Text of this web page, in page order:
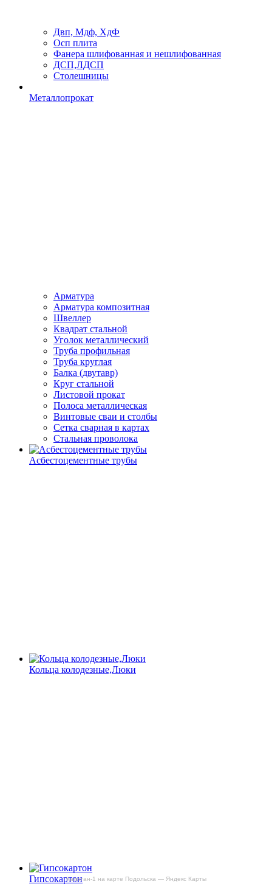
Капитан-1 на карте Подольска — Яндекс Карты
Двп, Мдф, ХдФ
Осп плита
Фанера шлифованная и нешлифованная
ДСП,ЛДСП
Столешницы
Металлопрокат
Арматура
Арматура композитная
Швеллер
Квадрат стальной
Уголок металлический
Труба профильная
Труба круглая
Балка (двутавр)
Круг стальной
Листовой прокат
Полоса металлическая
Винтовые сваи и столбы
Сетка сварная в картах
Стальная проволока
Асбестоцементные трубы
Кольца колодезные,Люки
Гипсокартон